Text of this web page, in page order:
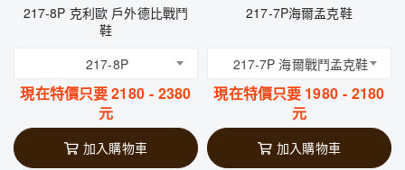
217-8P 克利歐 戶外德比戰鬥
鞋
217-8P
現在特價只要2180 - 2380
元
加入購物車
217-7P海爾孟克鞋
217-7P 海爾戰鬥孟克鞋
現在特價只要 1980 - 2180
元
加入購物車